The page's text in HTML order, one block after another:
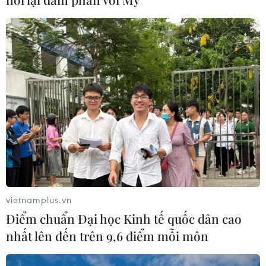
Libya tiến gần hơn tới mục tiêu khai
thác 2 triệu thùng dầu mỗi ngày
08/08/2026 00:12
Việt Nam khẳng định vị thế tại triển
lãm thương mại quốc tế của Ấn Độ
07/08/2026 23:08
vietnamplus.vn
Điểm chuẩn Đại học Kinh tế quốc dân cao
nhất lên đến trên 9,6 điểm mỗi môn